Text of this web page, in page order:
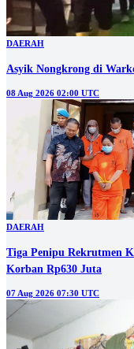
DAERAH
Asyik Nongkrong di
08 Aug 2026 02:00 UTC
DAERAH
Tiga Penipu Rekrutmen
Korban Rp630 Juta
07 Aug 2026 07:30 UTC